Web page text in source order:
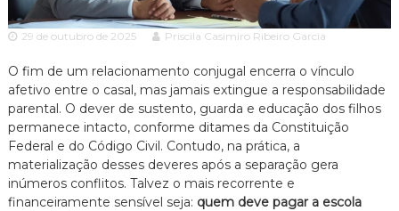
v
o
a
c
i
a
o
e
s
e
c
a
l
i
z
a
d
29 de outubro de 2025 Priscila Casimiro Ribeiro Garcia
O fim de um relacionamento conjugal encerra o vínculo
afetivo entre o casal, mas jamais extingue a responsabilidade
parental. O dever de sustento, guarda e educação dos filhos
permanece intacto, conforme ditames da Constituição
Federal e do Código Civil. Contudo, na prática, a
materialização desses deveres após a separação gera
inúmeros conflitos. Talvez o mais recorrente e
financeiramente sensível seja: quem deve pagar a escola